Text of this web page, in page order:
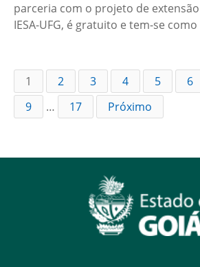
parceria com o projeto de extensão
IESA-UFG, é gratuito e tem-se
1 2 3 4 5 6
9
… 17 Próximo